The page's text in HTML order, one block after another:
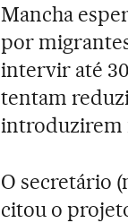
Mancha
por
intervir até
tentam
introduzirem
O secretário
citou o